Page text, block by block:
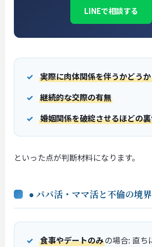
LINEで相談する
実際に肉体関係を伴うかどうか
継続的な交際の有無
婚姻関係を破綻させるほどの
といった点が判断材料になります。
● パパ活・ママ活と不倫の境
食事やデートのみの場合: 直ち